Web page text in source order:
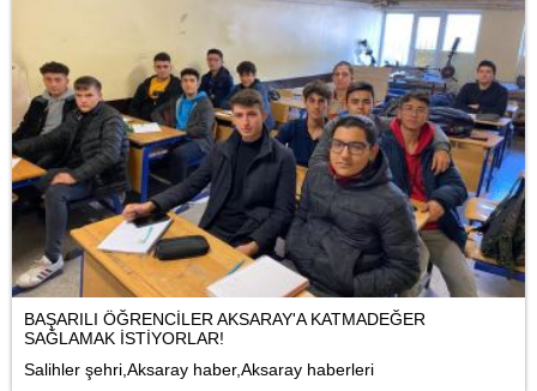
BAŞARILI ÖĞRENCİLER AKSARAY'A KATMADEĞER
SAĞLAMAK İSTİYORLAR!
Salihler şehri,Aksaray haber,Aksaray haberleri